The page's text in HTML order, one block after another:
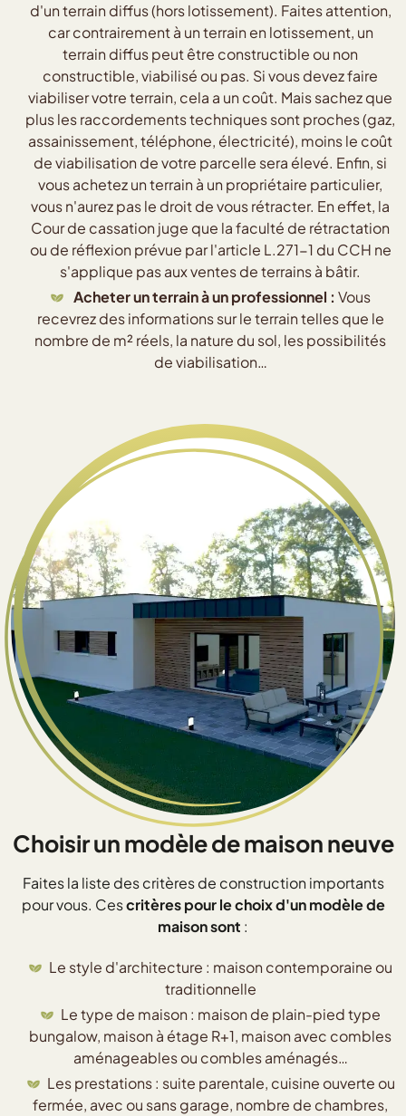
d'un terrain diffus (hors lotissement). Faites attention,
car contrairement à un terrain en lotissement, un
terrain diffus peut être constructible ou non
constructible, viabilisé ou pas. Si vous devez faire
viabiliser votre terrain, cela a un coût. Mais sachez que
plus les raccordements techniques sont proches (gaz,
assainissement, téléphone, électricité), moins le coût
de viabilisation de votre parcelle sera élevé. Enfin, si
vous achetez un terrain à un propriétaire particulier,
vous n'aurez pas le droit de vous rétracter. En effet, la
Cour de cassation juge que la faculté de rétractation
ou de réflexion prévue par l'article L.271-1 du CCH ne
s'applique pas aux ventes de terrains à bâtir.
Acheter un terrain à un professionnel : Vous
recevrez des informations sur le terrain telles que le
nombre de m² réels, la nature du sol, les possibilités
de viabilisation…
Choisir un modèle de maison neuve
Faites la liste des critères de construction importants
pour vous. Cescritères pour le choix d'un modèle de
maison sont :
Le style d'architecture : maison contemporaine ou
traditionnelle
Le type de maison : maison de plain-pied type
bungalow, maison à étage R+1, maison avec combles
aménageables ou combles aménagés…
Les prestations : suite parentale, cuisine ouverte ou
fermée, avec ou sans garage, nombre de chambres,